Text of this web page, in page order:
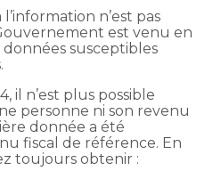
l’information n’est pas
est venu en
susceptibles
il n’est plus possible
personne ni son revenu
donnée a été
fiscal de référence. En
toujours obtenir :